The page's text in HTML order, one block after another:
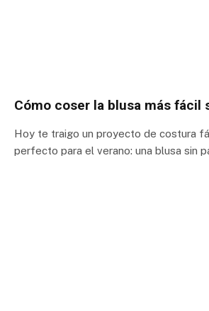
Cómo coser la blusa más fácil
Hoy te traigo un proyecto de costura
perfecto para el verano: una blusa sin